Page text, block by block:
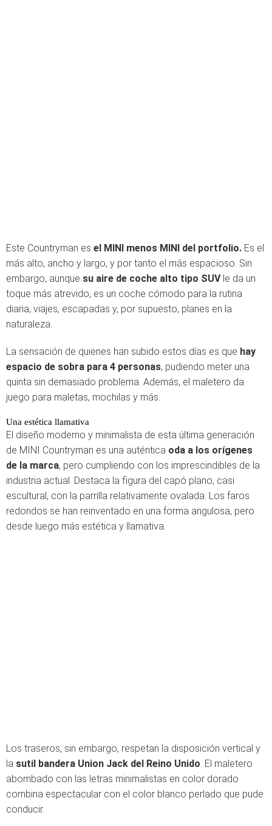
Este Countryman es el MINI menos MINI del portfolio. Es el
más alto, ancho y largo, y por tanto el más espacioso. Sin
embargo, aunque su aire de coche alto tipo SUVle da un
toque más atrevido, es un coche cómodo para la rutina
diaria, viajes, escapadas y, por supuesto, planes en la
naturaleza.
La sensación de quienes han subido estos días es que hay
espacio de sobra para 4 personas, pudiendo meter una
quinta sin demasiado problema. Además, el maletero da
juego para maletas, mochilas y más.
Una estética llamativa
El diseño moderno y minimalista de esta última generación
de MINI Countryman es una auténtica oda a los orígenes
de la marca, pero cumpliendo con los imprescindibles de la
industria actual. Destaca la figura del capó plano, casi
escultural, con la parrilla relativamente ovalada. Los faros
redondos se han reinventado en una forma angulosa, pero
desde luego más estética y llamativa.
Los traseros, sin embargo, respetan la disposición vertical y
la sutil bandera Union Jack del Reino Unido. El maletero
abombado con las letras minimalistas en color dorado
combina espectacular con el color blanco perlado que pude
conducir.